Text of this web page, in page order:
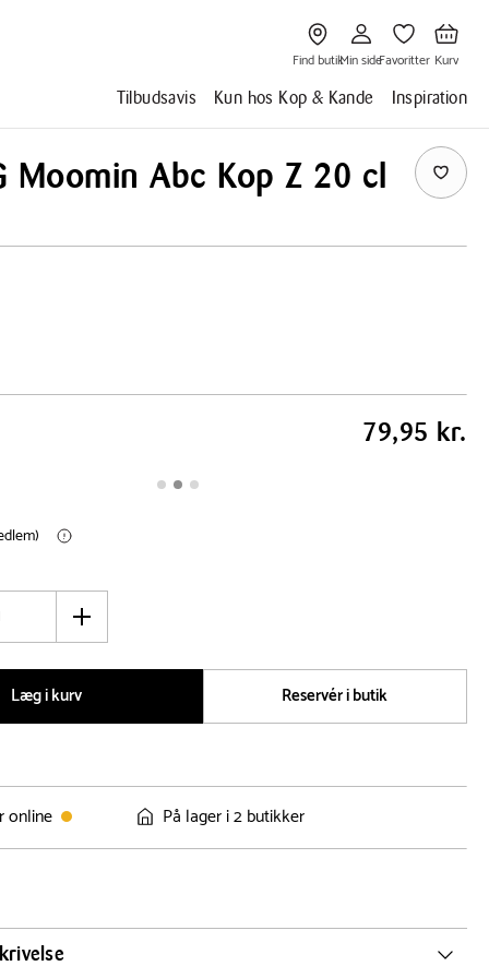
Gå
til
Find
butik
Find butik
til
Min
side
Min side
til
Favoritter
Favoritter
til
Kurv
Kurv
Tilbudsavis Kun hos Kop & Kande Inspiration
Moomin Abc Kop Z 20 cl
79,95 kr.
Øg
Læg i kurv
Reservér i butik
online På lager i 2 butikker